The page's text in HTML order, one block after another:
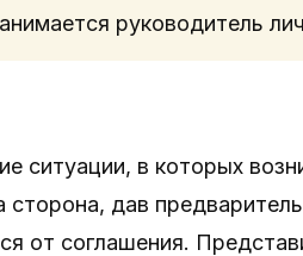
руководитель
ситуации, в которых
дав
от соглашения.